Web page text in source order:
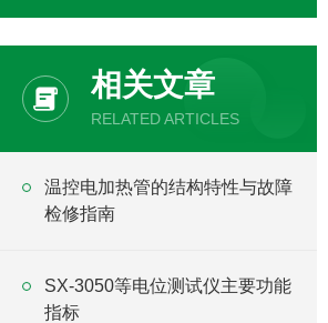
相关文章
RELATED ARTICLES
温控电加热管的结构特性与故障
检修指南
SX-3050等电位测试仪主要功能
指标